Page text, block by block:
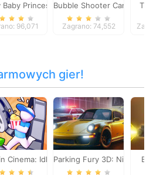
Baby Princess Cleanup
96,071
Bubble Shooter Candy
Zagrano: 74,552
gier!
Cinema: Idle GameParking Fury 3D: Night City